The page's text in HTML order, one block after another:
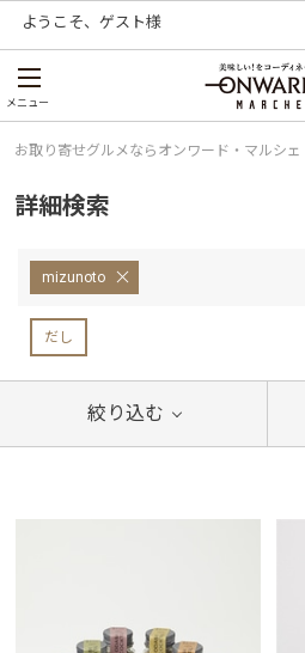
ようこそ、 ゲスト様
メニュー
お取り寄せグルメならオンワード・マルシェ
詳細検索
mizunoto
だし
絞り込む